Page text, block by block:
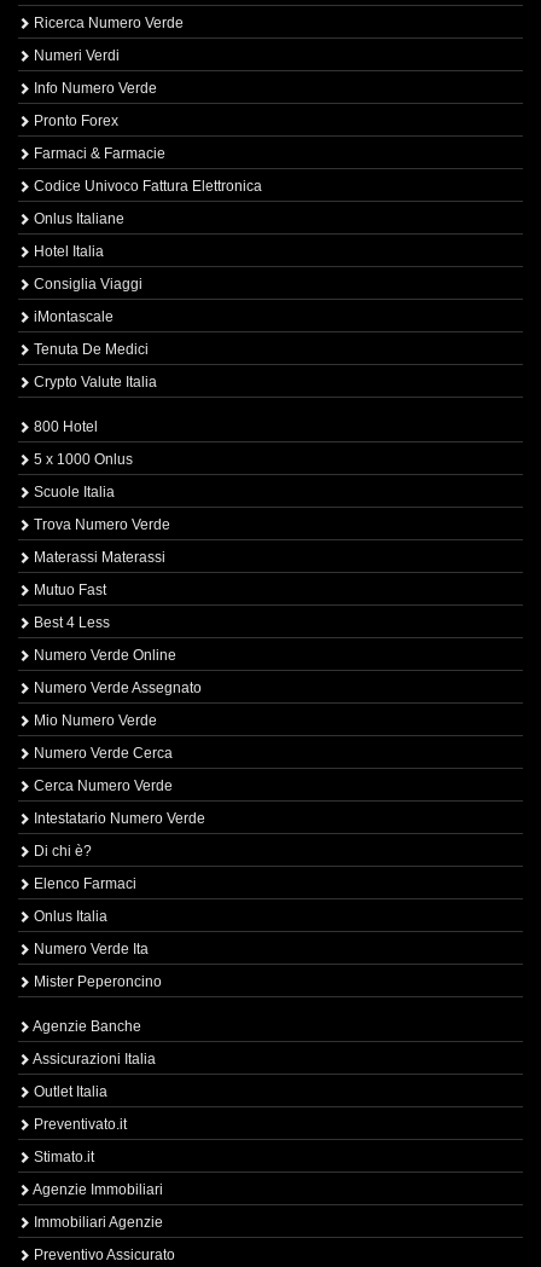
Ricerca Numero Verde
Numeri Verdi
Info Numero Verde
Pronto Forex
Farmaci & Farmacie
Codice Univoco Fattura Elettronica
Onlus Italiane
Hotel Italia
Consiglia Viaggi
iMontascale
Tenuta De Medici
Crypto Valute Italia
800 Hotel
5 x 1000 Onlus
Scuole Italia
Trova Numero Verde
Materassi Materassi
Mutuo Fast
Best 4 Less
Numero Verde Online
Numero Verde Assegnato
Mio Numero Verde
Numero Verde Cerca
Cerca Numero Verde
Intestatario Numero Verde
Di chi è?
Elenco Farmaci
Onlus Italia
Numero Verde Ita
Mister Peperoncino
Agenzie Banche
Assicurazioni Italia
Outlet Italia
Preventivato.it
Stimato.it
Agenzie Immobiliari
Immobiliari Agenzie
Preventivo Assicurato